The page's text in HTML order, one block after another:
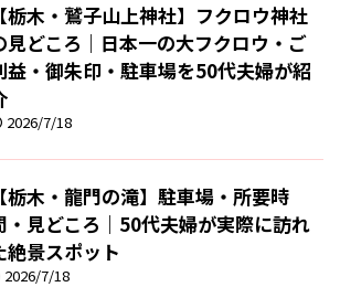
【栃木・鷲子山上神社】フクロウ神社
見どころ｜日本一の大フクロウ・ご
益・御朱印・駐車場を50代夫婦が紹
2026/7/18
【栃木・龍門の滝】駐車場・所要時
・見どころ｜50代夫婦が実際に訪れ
絶景スポット
2026/7/18